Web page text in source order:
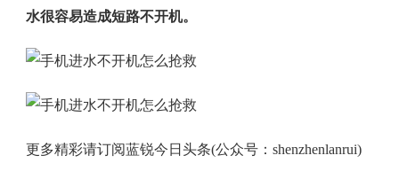
水很容易造成短路不开机。
更多精彩请订阅蓝锐今日头条(公众号：shenzhenlanrui)